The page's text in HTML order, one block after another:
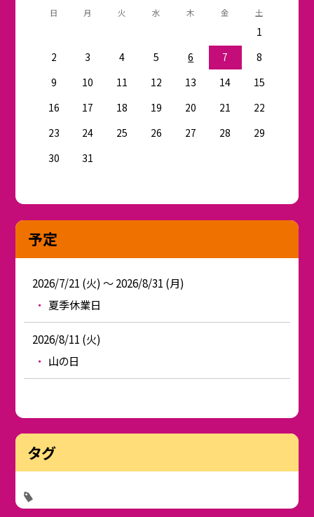
日 月 火 水 木 金 土
1
2
3 4 5 6 7
8
9
10 11 12 13 14
15
16
17 18 19 20 21
22
23
24 25 26 27 28
29
30
31
予定
2026/7/21 (火) ～ 2026/8/31 (月)
夏季休業日
2026/8/11 (火)
山の日
タグ